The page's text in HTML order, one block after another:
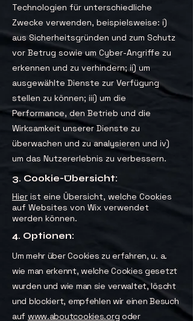
Technologien für unterschiedliche
Zwecke verwenden, beispielsweise: i)
aus Sicherheitsgründen und zum Schutz
vor Betrug sowie um Cyber-Angriffe zu
erkennen und zu verhindern; ii) um
ausgewählte Dienste zur Verfügung
stellen zu können; iii) um die
Performance, den Betrieb und die
Wirksamkeit unserer Dienste zu
überwachen und zu analysieren und iv)
um das Nutzererlebnis zu verbessern.
3. Cookie-Übersicht:
Hier ist eine Übersicht, welche Cookies
auf Websites von Wix verwendet
werden können.
4. Optionen:
Um mehr über Cookies zu erfahren, u. a.
wie man erkennt, welche Cookies gesetzt
wurden und wie man sie verwaltet, löscht
und blockiert, empfehlen wir einen Besuch
auf www.aboutcookies.org oder